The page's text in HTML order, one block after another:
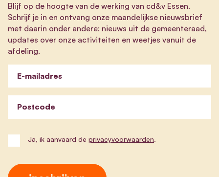
Blijf op de hoogte van de werking van cd&v Essen.
Schrijf je in en ontvang onze maandelijkse nieuwsbrief
met daarin onder andere: nieuws uit de gemeenteraad,
updates over onze activiteiten en weetjes vanuit de
afdeling.
E-mailadres
Postcode
Ja, ik aanvaard de privacyvoorwaarden.